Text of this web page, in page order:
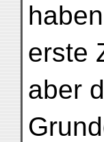
erste
aber